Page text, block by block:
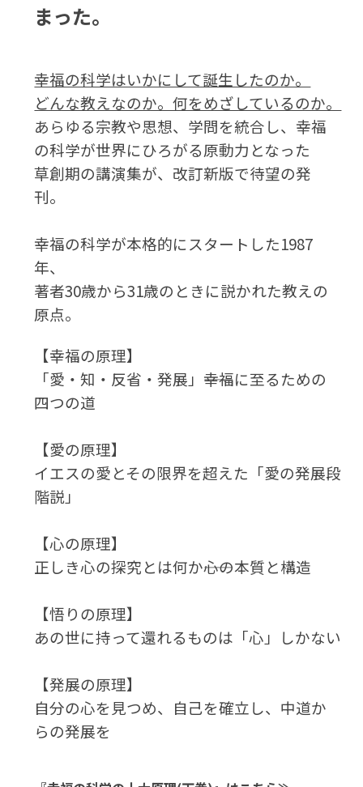
まった。
幸福の科学はいかにして誕生したのか。
どんな教えなのか。何をめざしているのか。
あらゆる宗教や思想、学問を統合し、幸福
の科学が世界にひろがる原動力となった
草創期の講演集が、改訂新版で待望の発
刊。
幸福の科学が本格的にスタートした1987
年、
著者30歳から31歳のときに説かれた教えの
原点。
【幸福の原理】
「愛・知・反省・発展」――幸福に至るための
四つの道
【愛の原理】
イエスの愛とその限界を超えた「愛の発展段
階説」
【心の原理】
正しき心の探究とは何か――心の本質と構造
【悟りの原理】
あの世に持って還れるものは「心」しかない
【発展の原理】
自分の心を見つめ、自己を確立し、中道か
らの発展を